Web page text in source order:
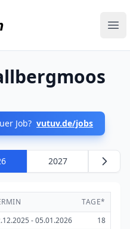
Job? vutuv.de/jobs
2027
TAGE*
- 05.01.2026
18